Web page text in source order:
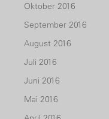
Oktober 2016
September 2016
August 2016
Juli 2016
Juni 2016
Mai 2016